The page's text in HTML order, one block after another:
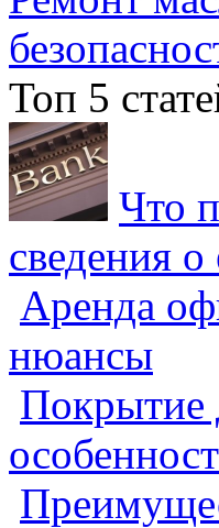
Топ 5
Что
сведения о
Аренда
нюансы
Покрытие